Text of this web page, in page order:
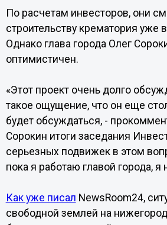
По расчетам инвесторов, они
строительству крематория уже
Однако глава города Олег
оптимистичен.
«Этот проект очень долго
такое ощущение, что он еще
будет обсуждаться, -
Сорокин итоги заседания
серьезных подвижек в этом
пока я работаю главой города, я
Как уже писал NewsRoom24,
свободной землей на